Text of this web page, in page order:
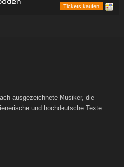
Tickets kaufen
ausgezeichnete Musiker, die
und hochdeutsche Texte